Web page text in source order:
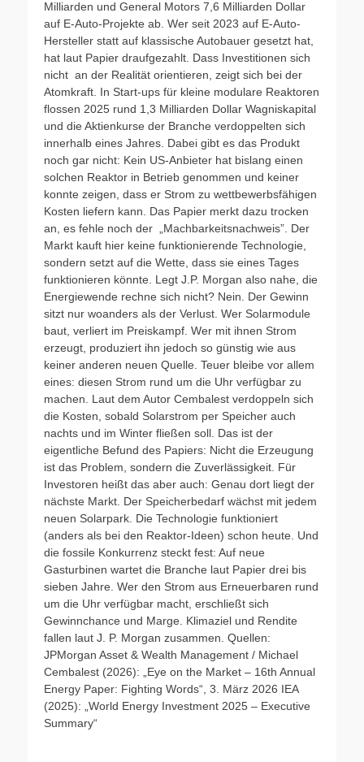
Milliarden und General Motors 7,6 Milliarden Dollar
auf E-Auto-Projekte ab. Wer seit 2023 auf E-Auto-
Hersteller statt auf klassische Autobauer gesetzt hat,
hat laut Papier draufgezahlt. Dass Investitionen sich
nicht an der Realität orientieren, zeigt sich bei der
Atomkraft. In Start-ups für kleine modulare Reaktoren
flossen 2025 rund 1,3 Milliarden Dollar Wagniskapital
und die Aktienkurse der Branche verdoppelten sich
innerhalb eines Jahres. Dabei gibt es das Produkt
noch gar nicht: Kein US-Anbieter hat bislang einen
solchen Reaktor in Betrieb genommen und keiner
konnte zeigen, dass er Strom zu wettbewerbsfähigen
Kosten liefern kann. Das Papier merkt dazu trocken
an, es fehle noch der „Machbarkeitsnachweis”. Der
Markt kauft hier keine funktionierende Technologie,
sondern setzt auf die Wette, dass sie eines Tages
funktionieren könnte. Legt J.P. Morgan also nahe, die
Energiewende rechne sich nicht? Nein. Der Gewinn
sitzt nur woanders als der Verlust. Wer Solarmodule
baut, verliert im Preiskampf. Wer mit ihnen Strom
erzeugt, produziert ihn jedoch so günstig wie aus
keiner anderen neuen Quelle. Teuer bleibe vor allem
eines: diesen Strom rund um die Uhr verfügbar zu
machen. Laut dem Autor Cembalest verdoppeln sich
die Kosten, sobald Solarstrom per Speicher auch
nachts und im Winter fließen soll. Das ist der
eigentliche Befund des Papiers: Nicht die Erzeugung
ist das Problem, sondern die Zuverlässigkeit. Für
Investoren heißt das aber auch: Genau dort liegt der
nächste Markt. Der Speicherbedarf wächst mit jedem
neuen Solarpark. Die Technologie funktioniert
(anders als bei den Reaktor-Ideen) schon heute. Und
die fossile Konkurrenz steckt fest: Auf neue
Gasturbinen wartet die Branche laut Papier drei bis
sieben Jahre. Wer den Strom aus Erneuerbaren rund
um die Uhr verfügbar macht, erschließt sich
Gewinnchance und Marge. Klimaziel und Rendite
fallen laut J. P. Morgan zusammen. Quellen:
JPMorgan Asset & Wealth Management / Michael
Cembalest (2026): „Eye on the Market – 16th Annual
Energy Paper: Fighting Words“, 3. März 2026 IEA
(2025): „World Energy Investment 2025 – Executive
Summary“